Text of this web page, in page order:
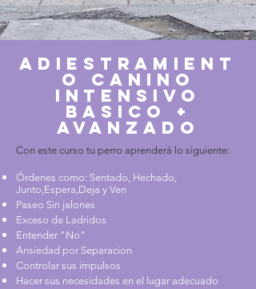
adiestramient
o canino
intensivo
basico +
avanzado
Con este curso tu perro aprenderá lo siguiente:
Órdenes como: Sentado, Hechado,
Junto,Espera,Deja y Ven
Paseo Sin jalones
Exceso de Ladridos
Entender "No"
Ansiedad por Separacion
Controlar sus impulsos
Hacer sus necesidades en el lugar adecuado